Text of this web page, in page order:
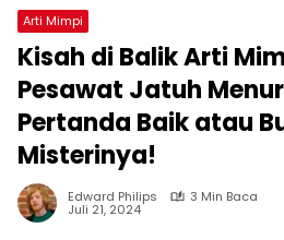
Arti Mimpi
Kisah di Balik Arti
Pesawat Jatuh
Pertanda Baik atau
Misterinya!
Edward Philips 3 Min Baca
Juli 21, 2024